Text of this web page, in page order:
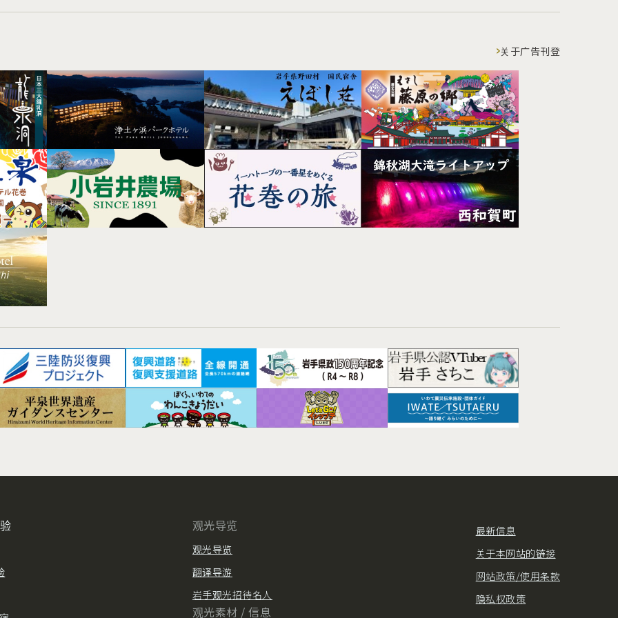
关于广告刊登
观光导览
观光导览
翻译导游
岩手观光招待名人
观光素材 / 信息
最新信息
关于本网站的链接
网站政策/使用条款
隐私权政策